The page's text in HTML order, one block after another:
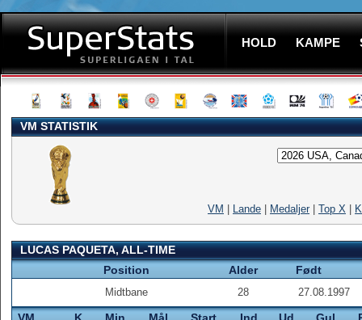
HOLD KAMPE
VM STATISTIK
VM Lande Medaljer Top X
LUCAS PAQUETA, ALL-TIME
Position
Alder Født
Midtbane 28 27.08.1997